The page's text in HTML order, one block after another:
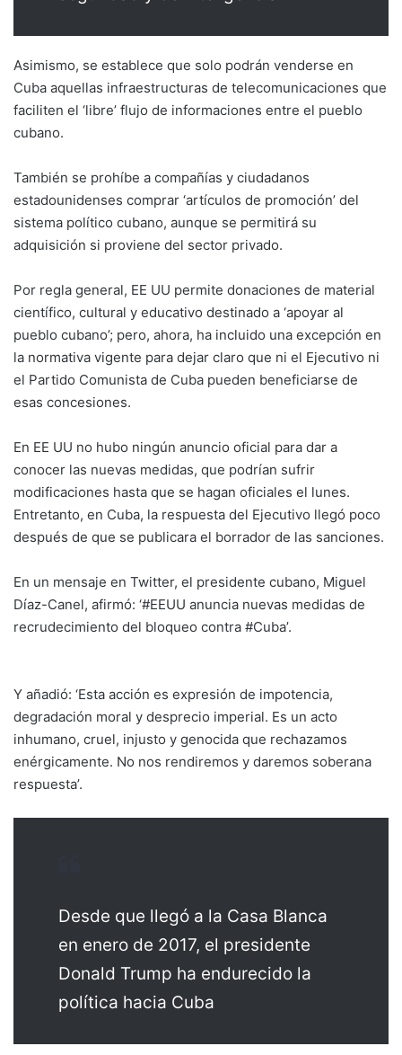
Asimismo, se establece que solo podrán venderse en
Cuba aquellas infraestructuras de telecomunicaciones que
faciliten el ‘libre’ flujo de informaciones entre el pueblo
cubano.
También se prohíbe a compañías y ciudadanos
estadounidenses comprar ‘artículos de promoción’ del
sistema político cubano, aunque se permitirá su
adquisición si proviene del sector privado.
Por regla general, EE UU permite donaciones de material
científico, cultural y educativo destinado a ‘apoyar al
pueblo cubano’; pero, ahora, ha incluido una excepción en
la normativa vigente para dejar claro que ni el Ejecutivo ni
el Partido Comunista de Cuba pueden beneficiarse de
esas concesiones.
En EE UU no hubo ningún anuncio oficial para dar a
conocer las nuevas medidas, que podrían sufrir
modificaciones hasta que se hagan oficiales el lunes.
Entretanto, en Cuba, la respuesta del Ejecutivo llegó poco
después de que se publicara el borrador de las sanciones.
En un mensaje en Twitter, el presidente cubano, Miguel
Díaz-Canel, afirmó: ‘#EEUU anuncia nuevas medidas de
recrudecimiento del bloqueo contra #Cuba’.
Y añadió: ‘Esta acción es expresión de impotencia,
degradación moral y desprecio imperial. Es un acto
inhumano, cruel, injusto y genocida que rechazamos
enérgicamente. No nos rendiremos y daremos soberana
respuesta’.
Desde que llegó a la Casa Blanca
en enero de 2017, el presidente
Donald Trump ha endurecido la
política hacia Cuba